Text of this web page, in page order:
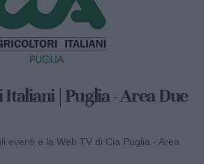
| Puglia - Area Due
eventi e la Web TV di Cia Puglia - Area